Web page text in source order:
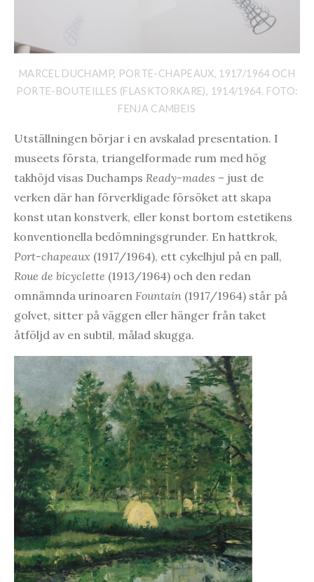
MARCEL DUCHAMP, PORTE-CHAPEAUX, 1917/1964 OCH
PORTE-BOUTEILLES (FLASKTORKARE), 1914/1964. FOTO:
FENJA CAMBEIS
Utställningen börjar i en avskalad presentation. I
museets första, triangelformade rum med hög
takhöjd visas Duchamps Ready-mades – just de
verken där han förverkligade försöket att skapa
konst utan konstverk, eller konst bortom estetikens
konventionella bedömningsgrunder. En hattkrok,
Port-chapeaux (1917/1964), ett cykelhjul på en pall,
Roue de bicyclette (1913/1964) och den redan
omnämnda urinoaren Fountain (1917/1964) står på
golvet, sitter på väggen eller hänger från taket
åtföljd av en subtil, målad skugga.